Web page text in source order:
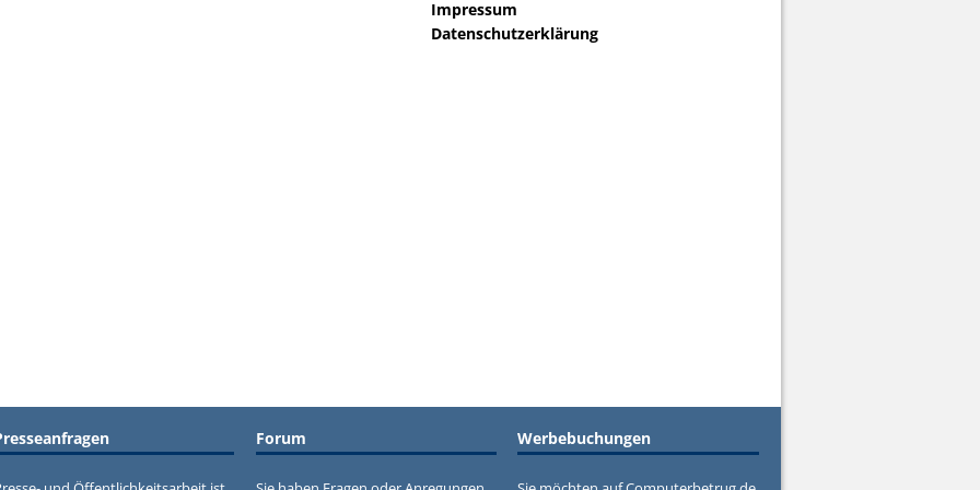
Impressum
Datenschutzerklärung
Forum Werbebuchungen